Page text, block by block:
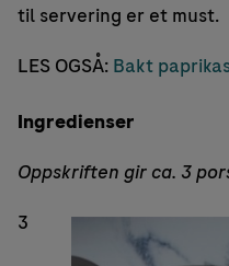
til servering er et must.
LES OGSÅ: Bakt
Ingredienser
Oppskriften gir ca. 3
3